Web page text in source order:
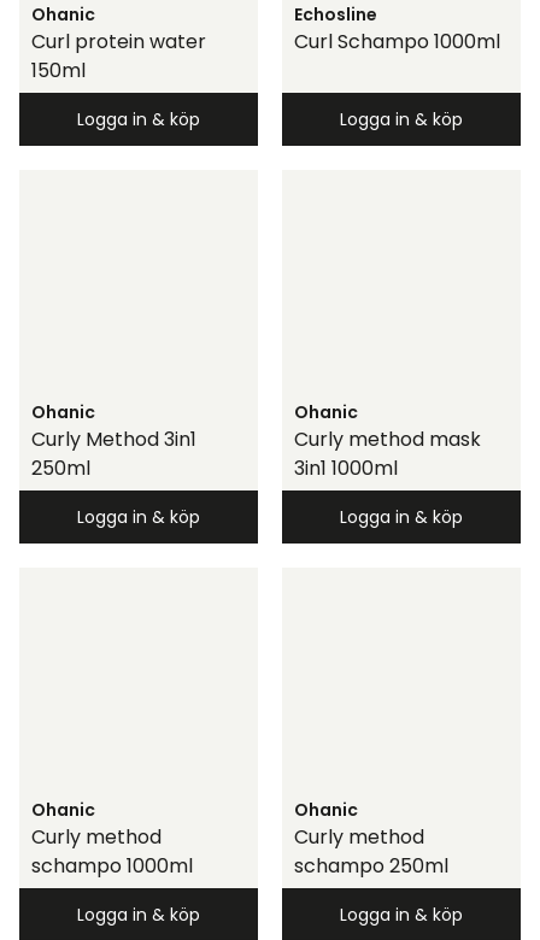
Ohanic
Curl protein water
150ml
Logga in & köp
Echosline
Curl Schampo 1000ml
Logga in & köp
Ohanic
Curly Method 3in1
250ml
Logga in & köp
Ohanic
Curly method mask
3in1 1000ml
Logga in & köp
Ohanic
Curly method
schampo 1000ml
Logga in & köp
Ohanic
Curly method
schampo 250ml
Logga in & köp